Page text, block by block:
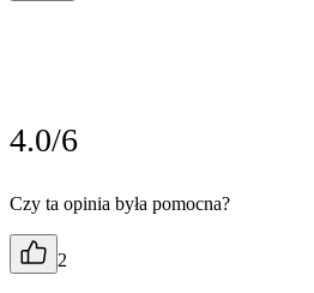
4.0/6
Czy ta opinia była pomocna?
2